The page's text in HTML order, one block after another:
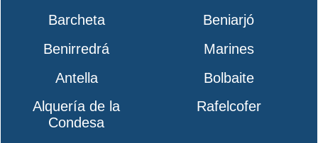
Barcheta
Beniarjó
Benirredrá
Marines
Antella
Bolbaite
Alquería de la
Condesa
Rafelcofer